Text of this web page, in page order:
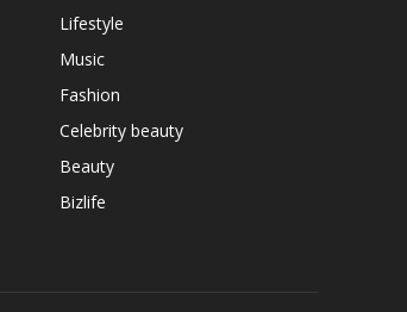
Lifestyle
Music
Fashion
Celebrity beauty
Beauty
Bizlife